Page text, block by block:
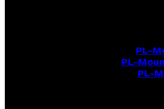
PL-
PL-
PL-